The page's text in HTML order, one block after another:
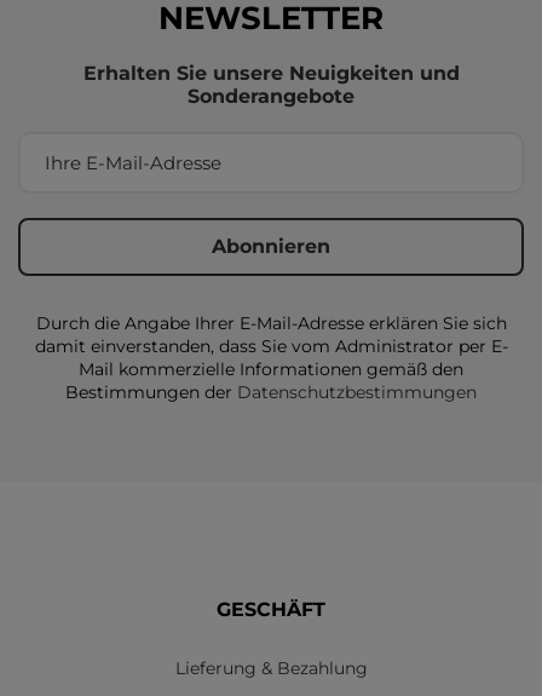
NEWSLETTER
Erhalten Sie unsere Neuigkeiten und
Sonderangebote
Durch die Angabe Ihrer E-Mail-Adresse erklären Sie sich
damit einverstanden, dass Sie vom Administrator per E-
Mail kommerzielle Informationen gemäß den
Bestimmungen der Datenschutzbestimmungen
GESCHÄFT
Lieferung & Bezahlung